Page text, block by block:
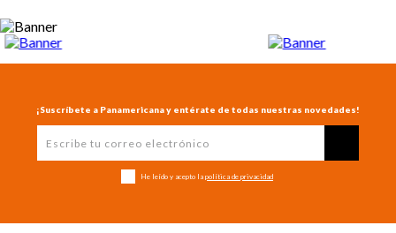
¡Suscríbete a Panamericana y entérate de todas nuestras novedades!
He leído y acepto la política de privacidad